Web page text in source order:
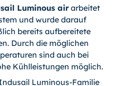
Luminous airarbeitet
und wurde darauf
bereits aufbereitete
Durch die möglichen
sind auch bei
Kühlleistungen möglich.
Luminous-Familie